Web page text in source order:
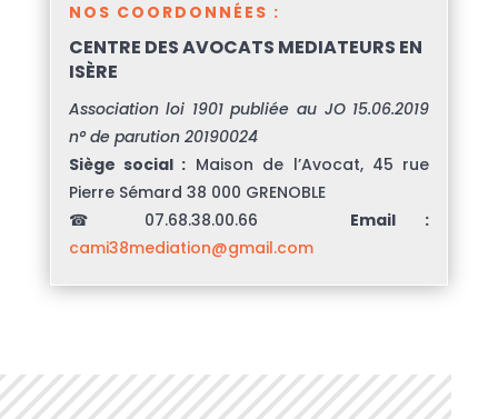
NOS COORDONNÉES :
CENTRE DES AVOCATS MEDIATEURS EN
ISÈRE
Association loi 1901 publiée au JO 15.06.2019
n° de parution 20190024
Siège social : Maison de l’Avocat, 45 rue
Pierre Sémard 38 000 GRENOBLE
☎ 07.68.38.00.66 Email :
cami38mediation@gmail.com